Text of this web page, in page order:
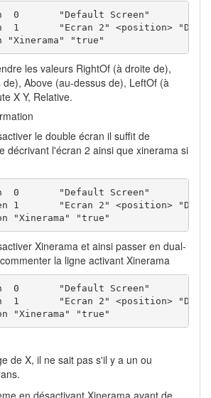
"Xinerama" "true"
les valeurs RightOf (à droite de),
de), Above (au-dessus de), LeftOf (à
X Y, Relative.
le double écran il suffit de
décrivant l'écran 2 ainsi que xinerama si
"Xinerama" "true"
Xinerama et ainsi passer en dual-
la ligne activant Xinerama
"Xinerama" "true"
de X, il ne sait pas s'il y a un ou